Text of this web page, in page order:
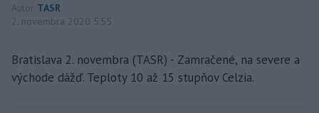
Autor TASR
2. novembra 2020 5:55
Bratislava 2. novembra (TASR) - Zamračené, na severe a
východe dážď. Teploty 10 až 15 stupňov Celzia.